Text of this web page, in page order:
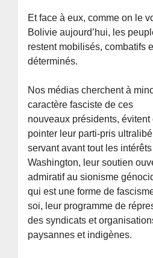
Et face à eux, comme on le
Bolivie aujourd’hui, les
restent mobilisés, combatifs
déterminés.
Nos médias cherchent à
caractère fasciste de ces
nouveaux présidents, évitent
pointer leur parti-pris
servant avant tout les
Washington, leur soutien
admiratif au sionisme
qui est une forme de
soi, leur programme de
des syndicats et
paysannes et indigènes.